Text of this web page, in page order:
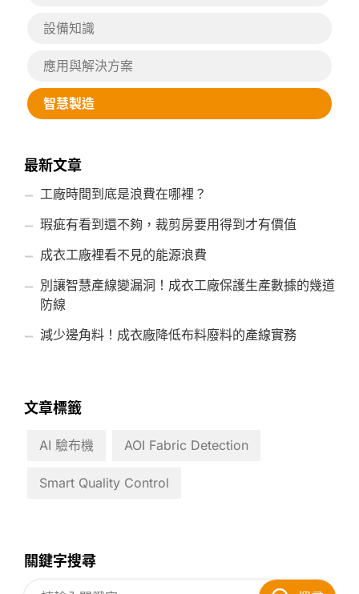
設備知識
應用與解決方案
智慧製造
最新文章
工廠時間到底是浪費在哪裡？
瑕疵有看到還不夠，裁剪房要用得到才有價值
成衣工廠裡看不見的能源浪費
別讓智慧產線變漏洞！成衣工廠保護生產數據的幾道
防線
減少邊角料！成衣廠降低布料廢料的產線實務
文章標籤
AI 驗布機 AOI Fabric Detection
Smart Quality Control
關鍵字搜尋